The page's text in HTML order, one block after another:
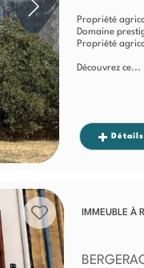
Propriété
Domaine
Propriété
Découvrez ce...
Détails
IMMEUBLE À